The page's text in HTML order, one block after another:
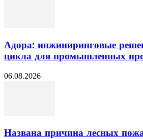
Адора: инжиниринговые
цикла для промышленных
06.08.2026
Названа причина лесных